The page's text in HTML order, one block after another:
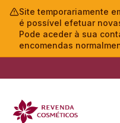
Site temporariamente
é possível efetuar
Pode aceder à sua
encomendas